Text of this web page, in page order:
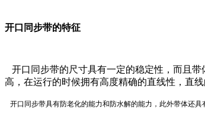
开口同步带的特征
开口同步带的尺寸具有一定的稳定性，而且
高，在运行的时候拥有高度精确的直线性，直线
开口同步带具有防老化的能力和防水解的能力，此外带体还具